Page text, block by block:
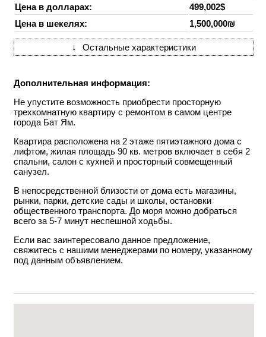
Цена в долларах:
499,002$
Цена в шекелях:
1,500,000₪
↓ Остальные характеристики
Дополнительная информация:
Не упустите возможность приобрести просторную
трехкомнатную квартиру с ремонтом в самом центре
города Бат Ям.
Квартира расположена на 2 этаже пятиэтажного дома с
лифтом, жилая площадь 90 кв. метров включает в себя 2
спальни, салон с кухней и просторный совмещенный
санузел.
В непосредственной близости от дома есть магазины,
рынки, парки, детские сады и школы, остановки
общественного транспорта. До моря можно добраться
всего за 5-7 минут неспешной ходьбы.
Если вас заинтересовало данное предложение,
свяжитесь с нашими менеджерами по номеру, указанному
под данным объявлением.